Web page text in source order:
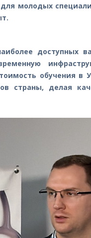
молодых
доступных
обучения в
страны, делая